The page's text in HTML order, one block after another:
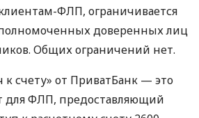
ФЛП, ограничивается
доверенных лиц
Общих ограничений нет.
к счету» от ПриватБанк — это
для ФЛП, предоставляющий